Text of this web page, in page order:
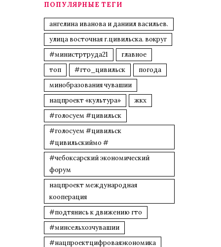
ПОПУЛЯРНЫЕ ТЕГИ
ангелина иванова и даниил васильев.
улица восточная г.цивильска. вокруг
#министртруда21
главное
топ
#гто_цивильск
погода
минобразования чувашии
нацпроект «культура»
жкх
#голосуем #цивильск
#голосуем #цивильск
#цивильскиймо #
#чебоксарский экономический
форум
нацпроект международная
кооперация
#подтянись к движению гто
#минсельхозчувашии
#нацпроектцифроваяэкономика